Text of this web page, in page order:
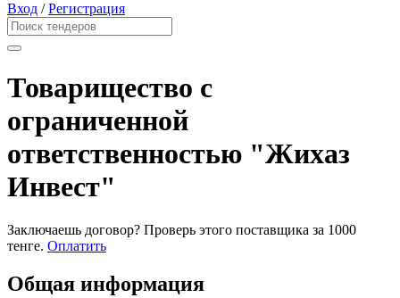
Вход /Регистрация
Товарищество с
ограниченной
ответственностью "Жихаз
Инвест"
Заключаешь договор? Проверь этого поставщика за 1000
тенге. Оплатить
Общая информация